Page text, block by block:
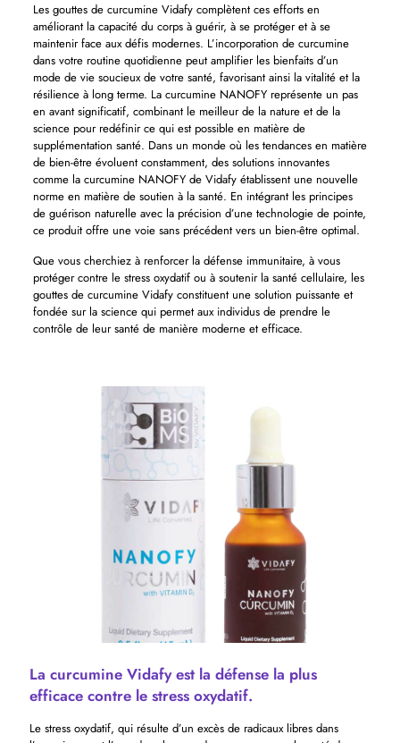
Les gouttes de curcumine Vidafy complètent ces efforts en
améliorant la capacité du corps à guérir, à se protéger et à se
maintenir face aux défis modernes. L’incorporation de curcumine
dans votre routine quotidienne peut amplifier les bienfaits d’un
mode de vie soucieux de votre santé, favorisant ainsi la vitalité et la
résilience à long terme. La curcumine NANOFY représente un pas
en avant significatif, combinant le meilleur de la nature et de la
science pour redéfinir ce qui est possible en matière de
supplémentation santé. Dans un monde où les tendances en matière
de bien-être évoluent constamment, des solutions innovantes
comme la curcumine NANOFY de Vidafy établissent une nouvelle
norme en matière de soutien à la santé. En intégrant les principes
de guérison naturelle avec la précision d’une technologie de pointe,
ce produit offre une voie sans précédent vers un bien-être optimal.
Que vous cherchiez à renforcer la défense immunitaire, à vous
protéger contre le stress oxydatif ou à soutenir la santé cellulaire, les
gouttes de curcumine Vidafy constituent une solution puissante et
fondée sur la science qui permet aux individus de prendre le
contrôle de leur santé de manière moderne et efficace.
La curcumine Vidafy est la défense la plus
efficace contre le stress oxydatif.
Le stress oxydatif, qui résulte d’un excès de radicaux libres dans